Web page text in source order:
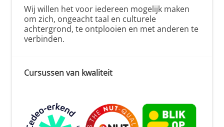
Wij willen het voor iedereen mogelijk maken
om zich, ongeacht taal en culturele
achtergrond, te ontplooien en met anderen te
verbinden.
Cursussen van kwaliteit